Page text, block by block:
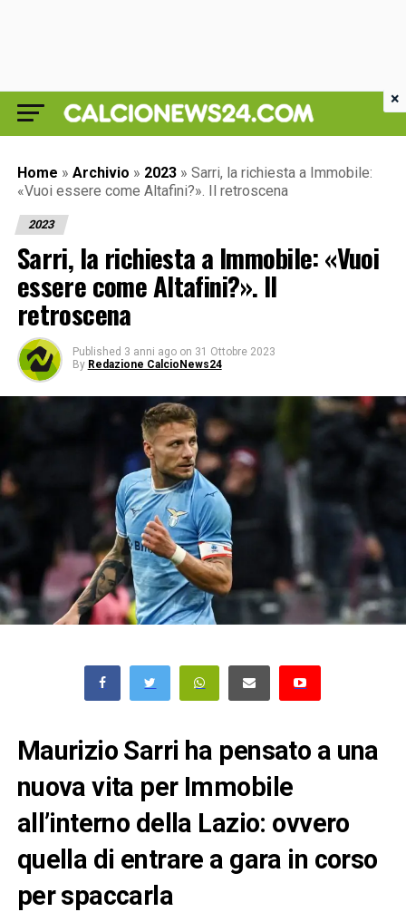
Home » Archivio » 2023 » Sarri, la richiesta a Immobile:
«Vuoi essere come Altafini?». Il retroscena
2023
Sarri, la richiesta a Immobile: «Vuoi
essere come Altafini?». Il
retroscena
Published 3 anni ago on 31 Ottobre 2023
By Redazione CalcioNews24
Maurizio Sarri ha pensato a una
nuova vita per Immobile
all’interno della Lazio: ovvero
quella di entrare a gara in corso
per spaccarla
×